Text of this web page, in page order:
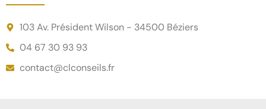
103 Av. Président Wilson - 34500 Béziers
04 67 30 93 93
contact@clconseils.fr